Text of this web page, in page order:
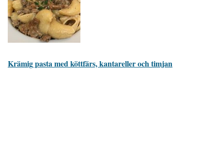
Krämig pasta med köttfärs, kantareller och timjan